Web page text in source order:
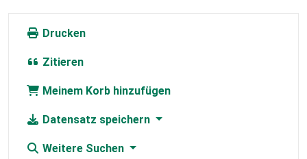
Drucken
Zitieren
Meinem Korb hinzufügen
Datensatz speichern
Weitere Suchen